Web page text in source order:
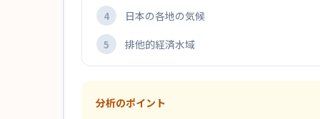
4 日本の各地の気候
5 排他的経済水域
分析のポイント